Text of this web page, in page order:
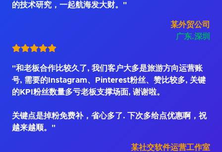
的技术研究，一起航海发大财。"
某外贸公司
广东.深圳
"和老板合作比较久了, 我们客户大多是旅游方向运营账
号, 需要的Instagram、Pinterest粉丝、赞比较多, 关键
的KPI粉丝数量多亏老板支撑场面, 谢谢啦。
关键点是掉粉免费补，省心多了. 下次多给点优惠啊，祝
越来越顺。"
某社交软件运营工作室